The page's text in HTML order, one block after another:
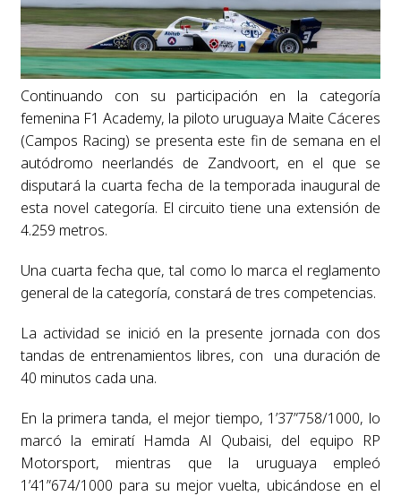
Continuando con su participación en la categoría
femenina F1 Academy, la piloto uruguaya Maite Cáceres
(Campos Racing) se presenta este fin de semana en el
autódromo neerlandés de Zandvoort, en el que se
disputará la cuarta fecha de la temporada inaugural de
esta novel categoría. El circuito tiene una extensión de
4.259 metros.
Una cuarta fecha que, tal como lo marca el reglamento
general de la categoría, constará de tres competencias.
La actividad se inició en la presente jornada con dos
tandas de entrenamientos libres, con una duración de
40 minutos cada una.
En la primera tanda, el mejor tiempo, 1’37”758/1000, lo
marcó la emiratí Hamda Al Qubaisi, del equipo RP
Motorsport, mientras que la uruguaya empleó
1’41”674/1000 para su mejor vuelta, ubicándose en el